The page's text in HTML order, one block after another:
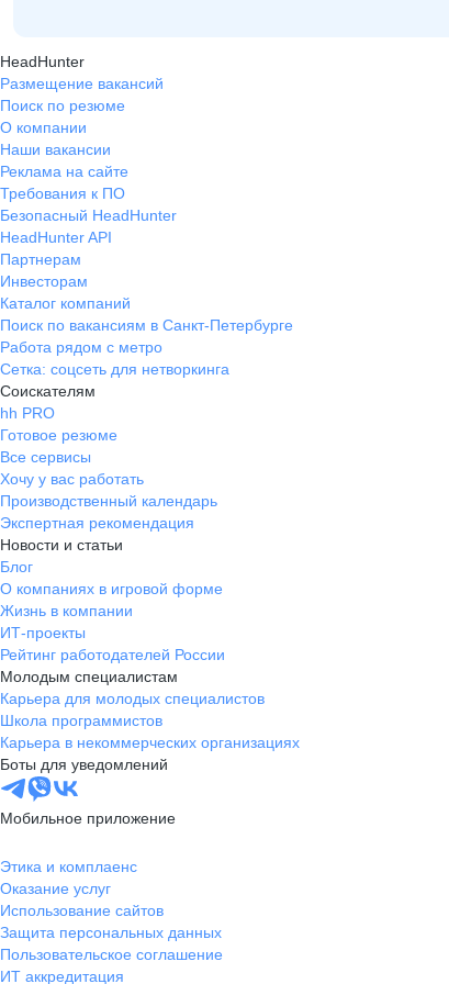
HeadHunter
Размещение вакансий
Поиск по резюме
О компании
Наши вакансии
Реклама на сайте
Требования к ПО
Безопасный HeadHunter
HeadHunter API
Партнерам
Инвесторам
Каталог компаний
Поиск по вакансиям в Санкт-Петербурге
Работа рядом с метро
Сетка: соцсеть для нетворкинга
Соискателям
hh PRO
Готовое резюме
Все сервисы
Хочу у вас работать
Производственный календарь
Экспертная рекомендация
Новости и статьи
Блог
О компаниях в игровой форме
Жизнь в компании
ИТ-проекты
Рейтинг работодателей России
Молодым специалистам
Карьера для молодых специалистов
Школа программистов
Карьера в некоммерческих организациях
Боты для уведомлений
Мобильное приложение
Этика и комплаенс
Оказание услуг
Использование сайтов
Защита персональных данных
Пользовательское соглашение
ИТ аккредитация